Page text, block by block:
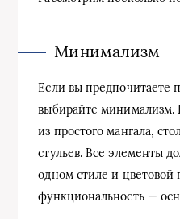
Минимализм
Если вы предпочитаете
выбирайте минимализм.
из простого мангала,
стульев. Все элементы
одном стиле и цветовой
функциональность —